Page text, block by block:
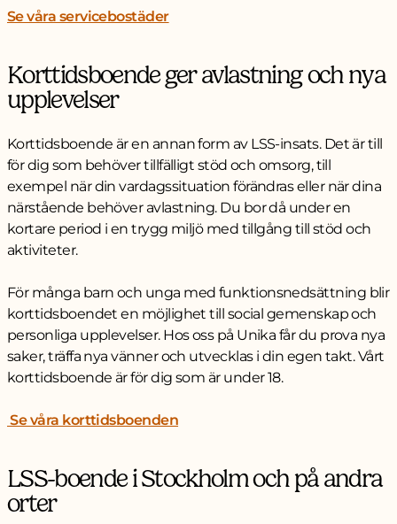
Se våra servicebostäder
Korttidsboende ger avlastning och nya
upplevelser
Korttidsboende är en annan form av LSS-insats. Det är till
för dig som behöver tillfälligt stöd och omsorg, till
exempel när din vardagssituation förändras eller när dina
närstående behöver avlastning. Du bor då under en
kortare period i en trygg miljö med tillgång till stöd och
aktiviteter.
För många barn och unga med funktionsnedsättning blir
korttidsboendet en möjlighet till social gemenskap och
personliga upplevelser. Hos oss på Unika får du prova nya
saker, träffa nya vänner och utvecklas i din egen takt. Vårt
korttidsboende är för dig som är under 18.
Se våra korttidsboenden
LSS-boende i Stockholm och på andra
orter